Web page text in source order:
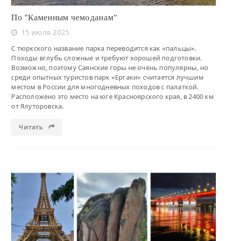
По "Каменным чемоданам"
15 июля 2025
С тюркского название парка переводится как «пальцы».
Походы вглубь сложные и требуют хорошей подготовки.
Возможно, поэтому Саянские горы не очень популярны, но
среди опытных туристов парк «Ергаки» считается лучшим
местом в России для многодневных походов с палаткой.
Расположено это место на юге Красноярского края, в 2400 км
от Ялуторовска.
Читать
Читать